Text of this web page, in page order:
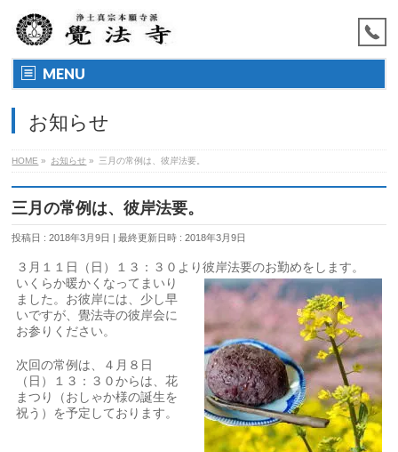
MENU
お知らせ
HOME » お知らせ » 三月の常例は、彼岸法要。
三月の常例は、彼岸法要。
投稿日 : 2018年3月9日 最終更新日時 : 2018年3月9日
３月１１日（日）１３：３０より彼岸法要のお勤めをします。
いくらか暖かくなってまいり
ました。お彼岸には、少し早
いですが、覺法寺の彼岸会に
お参りください。
次回の常例は、４月８日
（日）１３：３０からは、花
まつり（おしゃか様の誕生を
祝う）を予定しております。